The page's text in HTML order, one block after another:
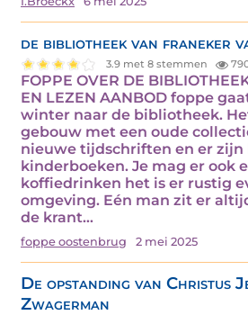
de bibliotheek van franeker
3.9 met 8 stemmen
FOPPE OVER DE
EN LEZEN AANBOD foppe
winter naar de bibliotheek.
gebouw met een oude
nieuwe tijdschriften en er zijn
kinderboeken. Je mag er ook
koffiedrinken het is er rustig
omgeving. Eén man zit er
de krant…
foppe oostenbrug 2 mei 2025
De opstanding van Christus
Zwagerman